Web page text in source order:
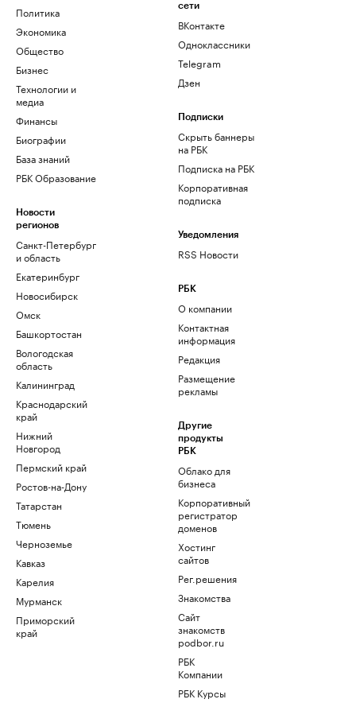
Политика
Экономика
Общество
Бизнес
Технологии и
медиа
Финансы
Биографии
База знаний
РБК Образование
Новости
регионов
Санкт-Петербург
и область
Екатеринбург
Новосибирск
Омск
Башкортостан
Вологодская
область
Калининград
Краснодарский
край
Нижний
Новгород
Пермский край
Ростов-на-Дону
Татарстан
Тюмень
Черноземье
Кавказ
Карелия
Мурманск
Приморский
край
сети
ВКонтакте
Одноклассники
Telegram
Дзен
Подписки
Скрыть баннеры
на РБК
Подписка на РБК
Корпоративная
подписка
Уведомления
RSS Новости
РБК
О компании
Контактная
информация
Редакция
Размещение
рекламы
Другие
продукты
РБК
Облако для
бизнеса
Корпоративный
регистратор
доменов
Хостинг
сайтов
Рег.решения
Знакомства
Сайт
знакомств
podbor.ru
РБК
Компании
РБК Курсы